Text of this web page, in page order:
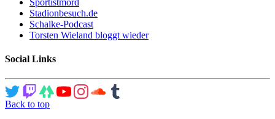
Sportistmord
Stadionbesuch.de
Schalke-Podcast
Torsten Wieland bloggt wieder
Social Links
Back to top